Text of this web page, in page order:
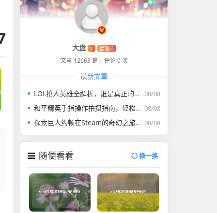
大盘 V 管理员
文章 12663 篇 | 评论 0 次
最新文章
08/08
LOL抢人英雄全解析，谁是真正的抢人之王及哪个英雄好打
08/08
和平精英手指操作拍摄指南，轻松记录精彩瞬间
08/08
探索巨人约顿在Steam的奇幻之旅及名称探寻
随便看看 换一换